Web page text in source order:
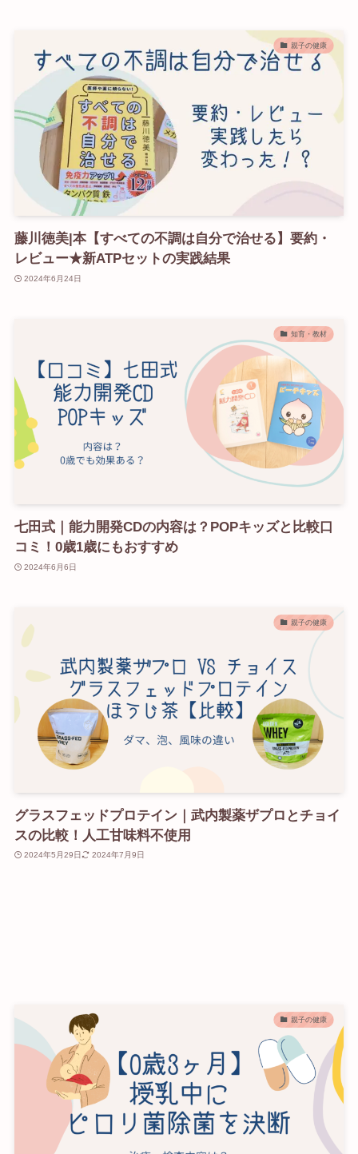
親子の健康
藤川徳美|本【すべての不調は自分で治せる】要約・
レビュー★新ATPセットの実践結果
2024年6月24日
知育・教材
七田式｜能力開発CDの内容は？POPキッズと比較口
コミ！0歳1歳にもおすすめ
2024年6月6日
親子の健康
グラスフェッドプロテイン｜武内製薬ザプロとチョイ
スの比較！人工甘味料不使用
2024年5月29日 2024年7月9日
親子の健康